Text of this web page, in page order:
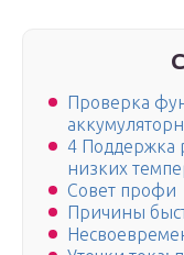
Проверка
4 Поддержка
низких
Совет профи
Причины